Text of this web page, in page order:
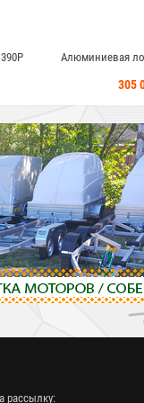
Алюминиевая
305
рассылку: